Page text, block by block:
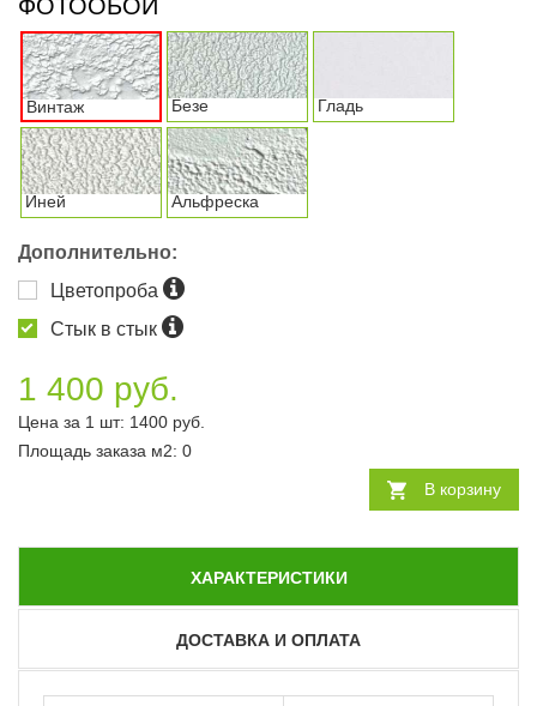
ФОТООБОИ
Винтаж Безе Гладь
Иней Альфреска
Дополнительно:
Цветопроба
Стык в стык
1 400 руб.
Цена за 1 шт: 1400 руб.
Площадь заказа м2: 0
В корзину
ХАРАКТЕРИСТИКИ
ДОСТАВКА И ОПЛАТА